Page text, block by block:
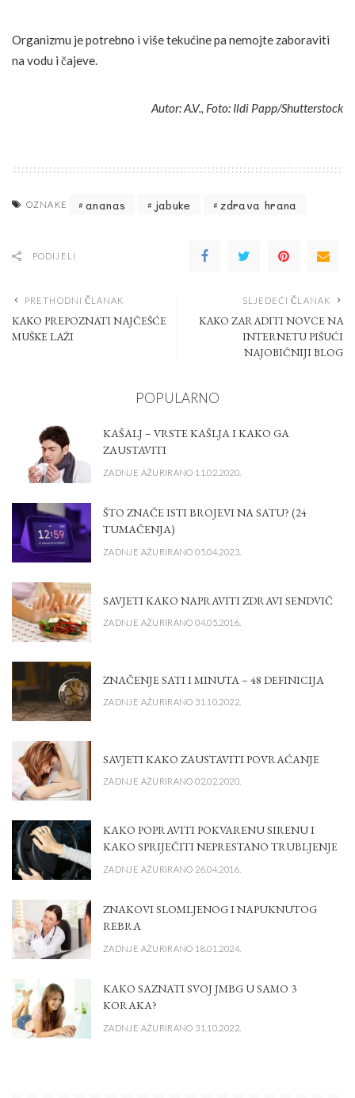
Organizmu je potrebno i više tekućine pa nemojte zaboraviti
na vodu i čajeve.
Autor: A.V., Foto: Ildi Papp/Shutterstock
OZNAKE ananas jabuke zdrava hrana
PODIJELI
PRETHODNI ČLANAK
KAKO PREPOZNATI NAJČEŠĆE
MUŠKE LAŽI
SLJEDEĆI ČLANAK
KAKO ZARADITI NOVCE NA
INTERNETU PIŠUĆI
NAJOBIČNIJI BLOG
POPULARNO
KAŠALJ – VRSTE KAŠLJA I KAKO GA
ZAUSTAVITI
ZADNJE AŽURIRANO 11.02.2020.
ŠTO ZNAČE ISTI BROJEVI NA SATU? (24
TUMAČENJA)
ZADNJE AŽURIRANO 05.04.2023.
SAVJETI KAKO NAPRAVITI ZDRAVI SENDVIČ
ZADNJE AŽURIRANO 04.05.2016.
ZNAČENJE SATI I MINUTA – 48 DEFINICIJA
ZADNJE AŽURIRANO 31.10.2022.
SAVJETI KAKO ZAUSTAVITI POVRAĆANJE
ZADNJE AŽURIRANO 02.02.2020.
KAKO POPRAVITI POKVARENU SIRENU I
KAKO SPRIJEČITI NEPRESTANO TRUBLJENJE
ZADNJE AŽURIRANO 26.04.2016.
ZNAKOVI SLOMLJENOG I NAPUKNUTOG
REBRA
ZADNJE AŽURIRANO 18.01.2024.
KAKO SAZNATI SVOJ JMBG U SAMO 3
KORAKA?
ZADNJE AŽURIRANO 31.10.2022.